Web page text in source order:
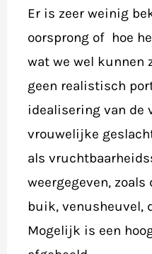
Er is zeer weinig
oorsprong of hoe
wat we wel kunnen
geen realistisch
idealisering van de
vrouwelijke
als
weergegeven,
buik, venusheuvel,
Mogelijk is een